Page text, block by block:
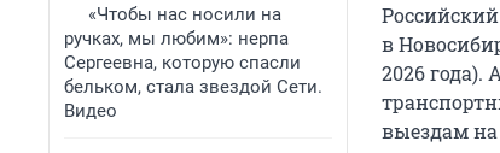
«Чтобы нас носили на
ручках, мы любим»: нерпа
Сергеевна, которую спасли
бельком, стала звездой Сети.
Видео
в
2026
выездам на